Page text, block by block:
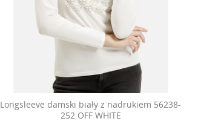
Longsleeve damski biały z nadrukiem 56238-
252 OFF WHITE